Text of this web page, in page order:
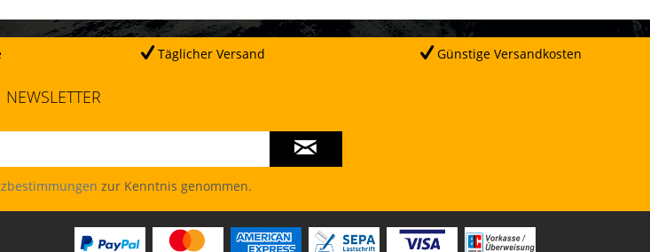
Täglicher Versand Günstige Versandkosten
NEWSLETTER
zur Kenntnis genommen.